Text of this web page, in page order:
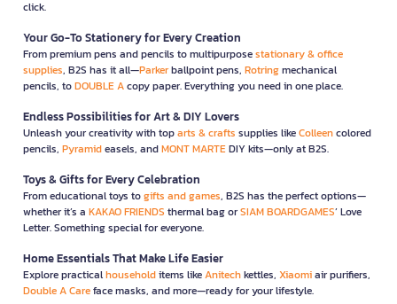
click.
Your Go-To Stationery for Every Creation
From premium pens and pencils to multipurposestationary & office
supplies, B2S has it all—Parkerballpoint pens, Rotringmechanical
pencils, toDOUBLE Acopy paper. Everything you need in one place.
Endless Possibilities for Art & DIY Lovers
Unleash your creativity with toparts & crafts supplies likeColleencolored
pencils, Pyramideasels, andMONT MARTEDIY kits—only at B2S.
Toys & Gifts for Every Celebration
From educational toys togifts and games, B2S has the perfect options—
whether it’s a KAKAO FRIENDS thermal bag orSIAM BOARDGAMES’ Love
Letter. Something special for everyone.
Home Essentials That Make Life Easier
Explore practicalhouseholditems likeAnitechkettles, Xiaomiair purifiers,
Double A Careface masks, and more—ready for your lifestyle.